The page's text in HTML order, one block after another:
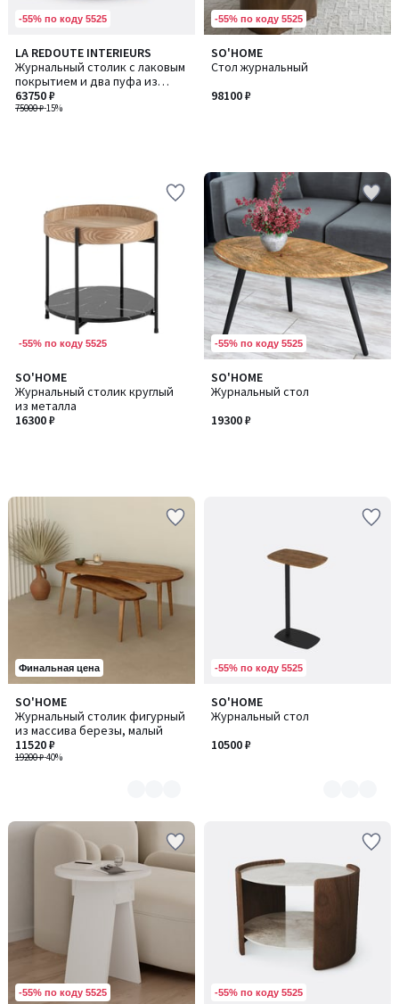
-55% по коду 5525
LA REDOUTE INTERIEURS
Журнальный столик с лаковым
покрытием и два пуфа из
текстурированной ткани, JEN
/ ДЖЕН
75000 ₽-15%
63750 ₽
-55% по коду 5525
SO'HOME
Стол журнальный
98100 ₽
-55% по коду 5525
SO'HOME
Журнальный столик круглый
из металла
16300 ₽
-55% по коду 5525
SO'HOME
Журнальный стол
19300 ₽
Финальная цена
SO'HOME
Журнальный столик фигурный
из массива березы, малый
19200 ₽-40%
11520 ₽
Количество
цветов:
4
-55% по коду 5525
SO'HOME
Журнальный стол
10500 ₽
Количество
цветов:
4
-55% по коду 5525 -55% по коду 5525